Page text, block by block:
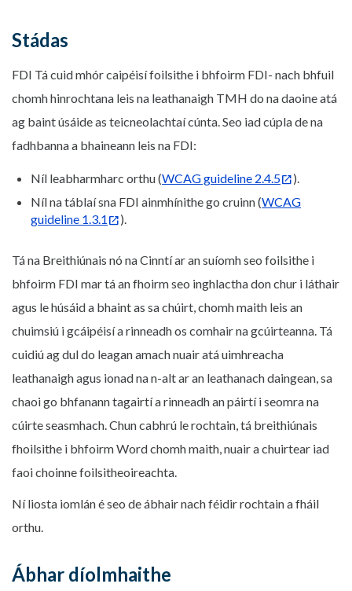
Stádas
FDI Tá cuid mhór caipéisí foilsithe i bhfoirm FDI- nach bhfuil
chomh hinrochtana leis na leathanaigh TMH do na daoine atá
ag baint úsáide as teicneolachtaí cúnta. Seo iad cúpla de na
fadhbanna a bhaineann leis na FDI:
Níl leabharmharc orthu (WCAG guideline 2.4.5
).
Níl na táblaí sna FDI ainmhínithe go cruinn (WCAG
guideline 1.3.1
).
Tá na Breithiúnais nó na Cinntí ar an suíomh seo foilsithe i
bhfoirm FDI mar tá an fhoirm seo inghlactha don chur i láthair
agus le húsáid a bhaint as sa chúirt, chomh maith leis an
chuimsiú i gcáipéisí a rinneadh os comhair na gcúirteanna. Tá
cuidiú ag dul do leagan amach nuair atá uimhreacha
leathanaigh agus ionad na n-alt ar an leathanach daingean, sa
chaoi go bhfanann tagairtí a rinneadh an páirtí i seomra na
cúirte seasmhach. Chun cabhrú le rochtain, tá breithiúnais
fhoilsithe i bhfoirm Word chomh maith, nuair a chuirtear iad
faoi choinne foilsitheoireachta.
Ní liosta iomlán é seo de ábhair nach féidir rochtain a fháil
orthu.
Ábhar díolmhaithe